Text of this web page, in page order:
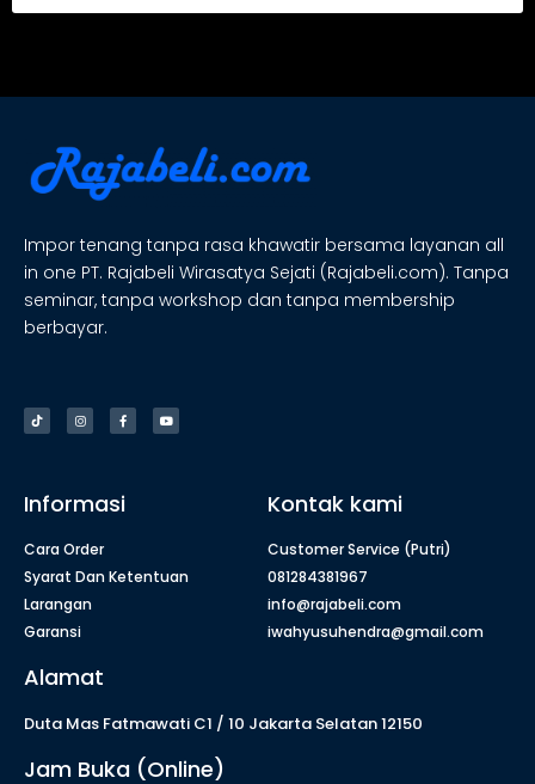
Impor tenang tanpa rasa khawatir bersama layanan all
in one PT. Rajabeli Wirasatya Sejati (Rajabeli.com). Tanpa
seminar, tanpa workshop dan tanpa membership
berbayar.
Informasi
Cara Order
Syarat Dan Ketentuan
Larangan
Garansi
Kontak kami
Customer Service (Putri)
081284381967
info@rajabeli.com
iwahyusuhendra@gmail.com
Alamat
Duta Mas Fatmawati C1 / 10 Jakarta Selatan 12150
Jam Buka (Online)